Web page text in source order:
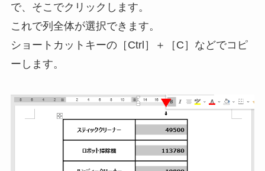
で、そこでクリックします。
これで列全体が選択できます。
ショートカットキーの［Ctrl］＋［C］などでコピ
ーします。